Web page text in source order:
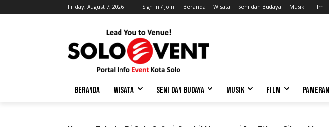
Friday, August 7, 2026 Sign in / Join Beranda Wisata Seni dan Budaya Musik Film
BERANDA WISATA SENI DAN BUDAYA MUSIK FILM PAMERAN